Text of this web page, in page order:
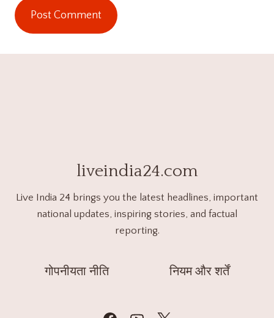
liveindia24.com
Live India 24 brings you the latest headlines, important
national updates, inspiring stories, and factual
reporting.
गोपनीयता नीति नियम और शर्तें